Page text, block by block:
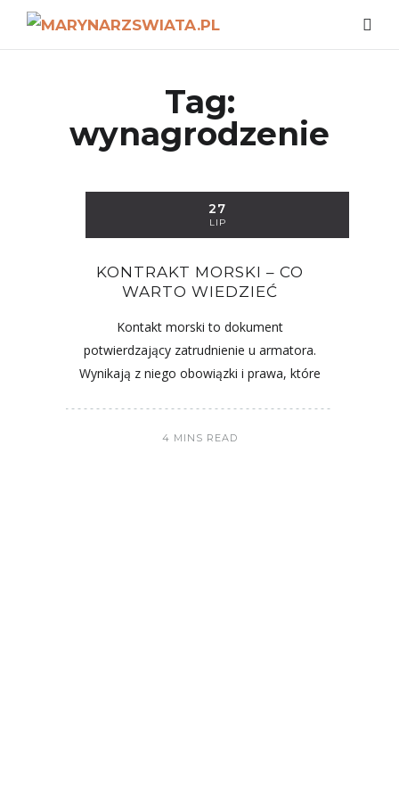
Tag:
wynagrodzenie
27
LIP
KONTRAKT MORSKI – CO
WARTO WIEDZIEĆ
Kontakt morski to dokument
potwierdzający zatrudnienie u armatora.
Wynikają z niego obowiązki i prawa, które
4 MINS READ